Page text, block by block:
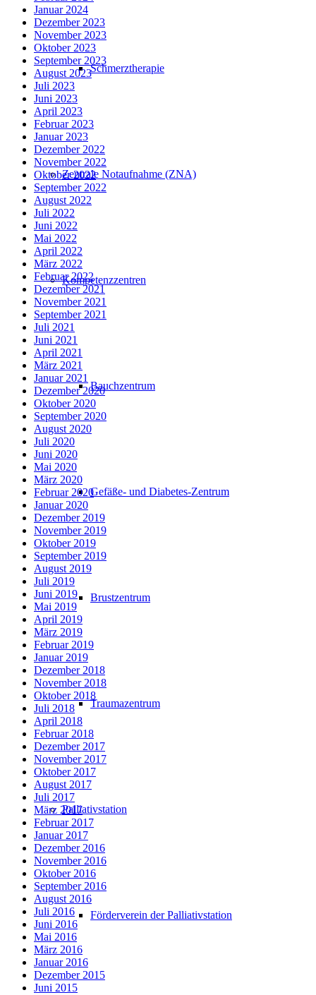
Schmerztherapie
Zentrale Notaufnahme (ZNA)
Kompetenzzentren
Bauchzentrum
Gefäße- und Diabetes-Zentrum
Brustzentrum
Traumazentrum
Palliativstation
Förderverein der Palliativstation
Januar 2024
Dezember 2023
November 2023
Oktober 2023
September 2023
August 2023
Juli 2023
Juni 2023
April 2023
Februar 2023
Januar 2023
Dezember 2022
November 2022
Oktober 2022
September 2022
August 2022
Juli 2022
Juni 2022
Mai 2022
April 2022
März 2022
Februar 2022
Dezember 2021
November 2021
September 2021
Juli 2021
Juni 2021
April 2021
März 2021
Januar 2021
Dezember 2020
Oktober 2020
September 2020
August 2020
Juli 2020
Juni 2020
Mai 2020
März 2020
Februar 2020
Januar 2020
Dezember 2019
November 2019
Oktober 2019
September 2019
August 2019
Juli 2019
Juni 2019
Mai 2019
April 2019
März 2019
Februar 2019
Januar 2019
Dezember 2018
November 2018
Oktober 2018
Juli 2018
April 2018
Februar 2018
Dezember 2017
November 2017
Oktober 2017
August 2017
Juli 2017
März 2017
Februar 2017
Januar 2017
Dezember 2016
November 2016
Oktober 2016
September 2016
August 2016
Juli 2016
Juni 2016
Mai 2016
März 2016
Januar 2016
Dezember 2015
Juni 2015